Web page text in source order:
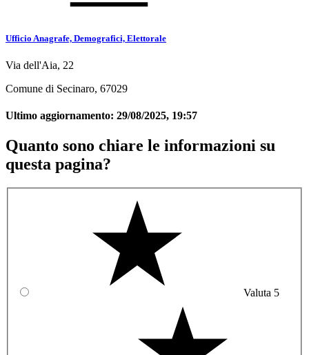
Ufficio Anagrafe, Demografici, Elettorale
Via dell'Aia, 22
Comune di Secinaro, 67029
Ultimo aggiornamento: 29/08/2025, 19:57
Quanto sono chiare le informazioni su
questa pagina?
Valuta 5